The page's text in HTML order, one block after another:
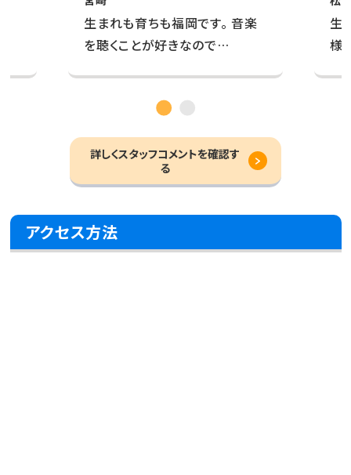
生まれも育ちも福岡です。 音楽
を聴くことが好きなので…
生
様
詳しくスタッフコメントを確認す
る
アクセス方法